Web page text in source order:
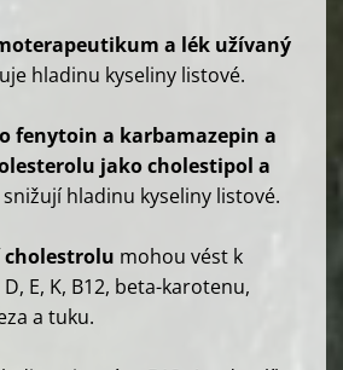
a lék užívaný
hladinu kyseliny listové.
fenytoin a karbamazepin a
jako cholestipol a
hladinu kyseliny listové.
mohou vést k
E, K, B12, beta-karotenu,
a tuku.